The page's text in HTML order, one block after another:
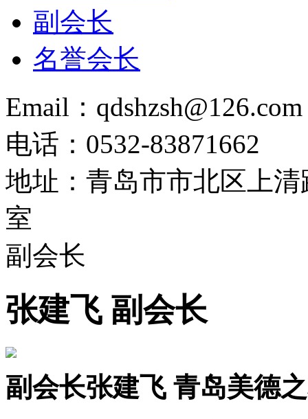
副会长
名誉会长
Email：qdshzsh@126.com
电话：0532-83871662
地址：青岛市市北区上
室
副会长
张建飞 副会长
副会长张建飞 青岛美德